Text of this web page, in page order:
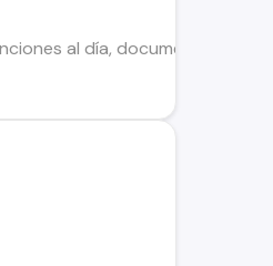
al día, documentación